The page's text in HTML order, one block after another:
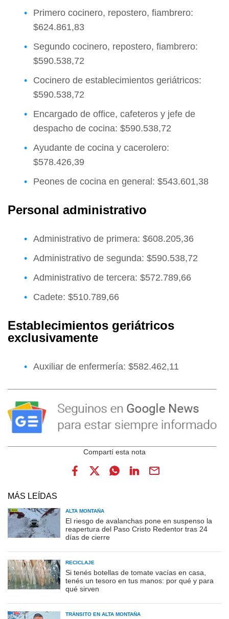
Primero cocinero, repostero, fiambrero:
$624.861,83
Segundo cocinero, repostero, fiambrero:
$590.538,72
Cocinero de establecimientos geriátricos:
$590.538,72
Encargado de office, cafeteros y jefe de
despacho de cocina: $590.538,72
Ayudante de cocina y cacerolero:
$578.426,39
Peones de cocina en general: $543.601,38
Personal administrativo
Administrativo de primera: $608.205,36
Administrativo de segunda: $590.538,72
Administrativo de tercera: $572.789,66
Cadete: $510.789,66
Establecimientos geriátricos
exclusivamente
Auxiliar de enfermería: $582.462,11
MÁS LEÍDAS
ALTA MONTAÑA
El riesgo de avalanchas pone en suspenso la
reapertura del Paso Cristo Redentor tras 24
días de cierre
RECICLAJE
Si tenés botellas de tomate vacías en casa,
tenés un tesoro en tus manos: por qué y para
qué sirven
TRÁNSITO EN ALTA MONTAÑA